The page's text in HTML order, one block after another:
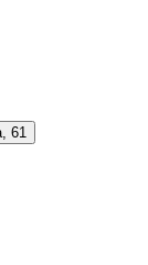
61